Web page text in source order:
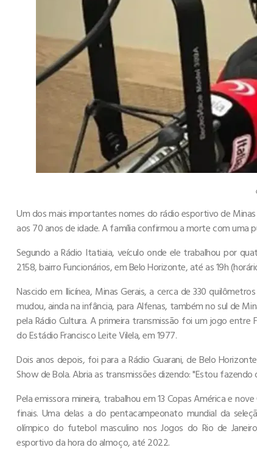
Um dos mais importantes nomes do rádio esportivo de
aos 70 anos de idade. A família confirmou a morte com uma
Segundo a Rádio Itatiaia, veículo onde ele trabalhou por
2158, bairro Funcionários, em Belo Horizonte, até as 19h
Nascido em Ilicínea, Minas Gerais, a cerca de 330
mudou, ainda na infância, para Alfenas, também no sul de
pela Rádio Cultura. A primeira transmissão foi um jogo
do Estádio Francisco Leite Vilela, em 1977.
Dois anos depois, foi para a Rádio Guarani, de Belo
Show de Bola. Abria as transmissões dizendo: "Estou
Pela emissora mineira, trabalhou em 13 Copas América e
finais. Uma delas a do pentacampeonato mundial da
olímpico do futebol masculino nos Jogos do Rio de
esportivo da hora do almoço, até 2022.